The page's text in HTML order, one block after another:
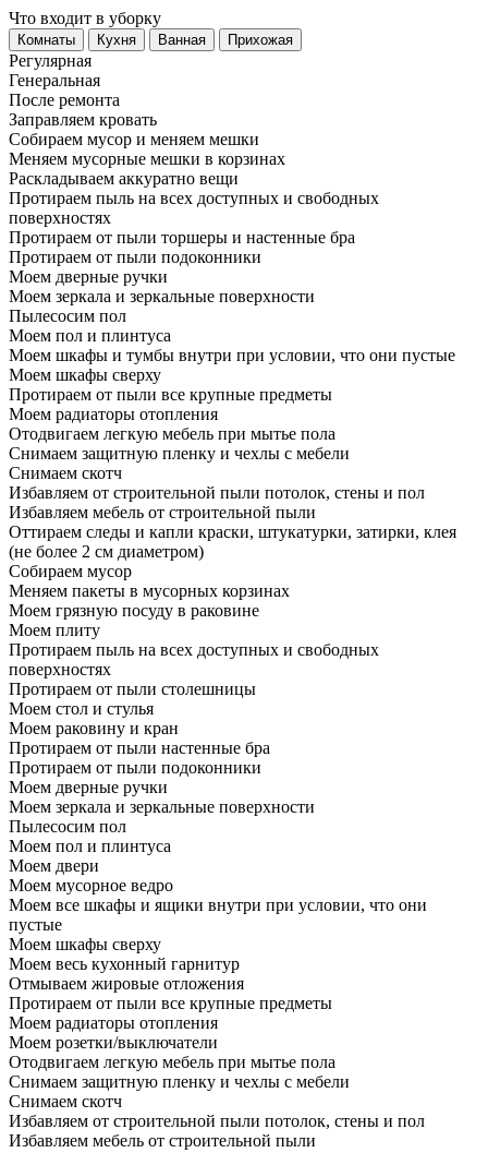
Что входит в уборку
Регу­лярная
Гене­ральная
После ремонта
Заправляем кровать
Собираем мусор и меняем мешки
Меняем мусорные мешки в корзинах
Раскладываем аккуратно вещи
Протираем пыль на всех доступных и свободных
поверхностях
Протираем от пыли торшеры и настенные бра
Протираем от пыли подоконники
Моем дверные ручки
Моем зеркала и зеркальные поверхности
Пылесосим пол
Моем пол и плинтуса
Моем шкафы и тумбы внутри при условии, что они пустые
Моем шкафы сверху
Протираем от пыли все крупные предметы
Моем радиаторы отопления
Отодвигаем легкую мебель при мытье пола
Снимаем защитную пленку и чехлы с мебели
Снимаем скотч
Избавляем от строительной пыли потолок, стены и пол
Избавляем мебель от строительной пыли
Оттираем следы и капли краски, штукатурки, затирки, клея
(не более 2 см диаметром)
Собираем мусор
Меняем пакеты в мусорных корзинах
Моем грязную посуду в раковине
Моем плиту
Протираем пыль на всех доступных и свободных
поверхностях
Протираем от пыли столешницы
Моем стол и стулья
Моем раковину и кран
Протираем от пыли настенные бра
Протираем от пыли подоконники
Моем дверные ручки
Моем зеркала и зеркальные поверхности
Пылесосим пол
Моем пол и плинтуса
Моем двери
Моем мусорное ведро
Моем все шкафы и ящики внутри при условии, что они
пустые
Моем шкафы сверху
Моем весь кухонный гарнитур
Отмываем жировые отложения
Протираем от пыли все крупные предметы
Моем радиаторы отопления
Моем розетки/выключатели
Отодвигаем легкую мебель при мытье пола
Снимаем защитную пленку и чехлы с мебели
Снимаем скотч
Избавляем от строительной пыли потолок, стены и пол
Избавляем мебель от строительной пыли